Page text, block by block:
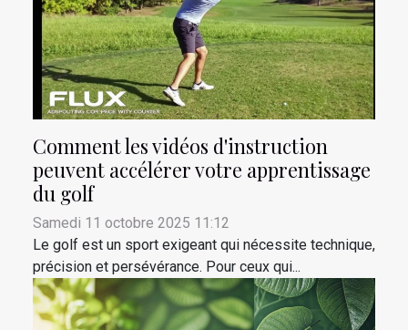
Comment les vidéos d'instruction
peuvent accélérer votre apprentissage
du golf
Samedi 11 octobre 2025 11:12
Le golf est un sport exigeant qui nécessite technique,
précision et persévérance. Pour ceux qui...